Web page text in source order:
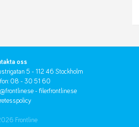
oss
5 - 112 46 Stockholm
08 - 30 51 60
- filer.frontline.se
Frontline